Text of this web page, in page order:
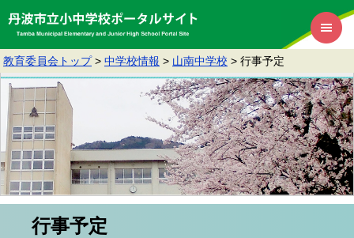
教育委員会トップ > 中学校情報 > 山南中学校 > 行事予定
行事予定